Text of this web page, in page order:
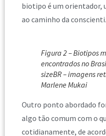
biotipo é um orientador,
ao caminho da
Figura 2 – Biotipos
encontrados no
sizeBR – imagens
Marlene Mukai
Outro ponto abordado
algo tão comum com o
cotidianamente, de